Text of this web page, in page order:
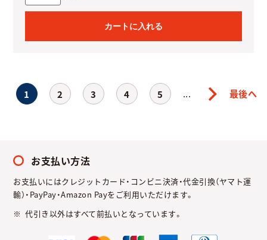
カートに入れる
1 2 3 4 5 ... 最後へ
お支払い方法
お支払いにはクレジットカード・コンビニ決済・代金引換（ヤマト運
輸）・PayPay・Amazon Payをご利用いただけます。
代引き以外はすべて前払いとなっています。